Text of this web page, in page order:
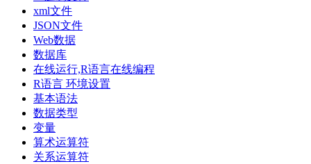
xml文件
JSON文件
Web数据
数据库
在线运行,R语言在线编程
R语言 环境设置
基本语法
数据类型
变量
算术运算符
关系运算符